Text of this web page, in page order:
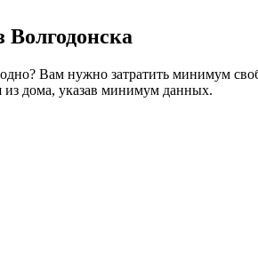
Волгодонска
Вам нужно затратить минимум
из дома, указав минимум данных.